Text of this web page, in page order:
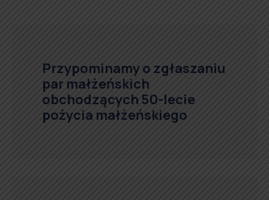
Przypominamy o zgłaszaniu
par małżeńskich
obchodzących 50-lecie
pożycia małżeńskiego